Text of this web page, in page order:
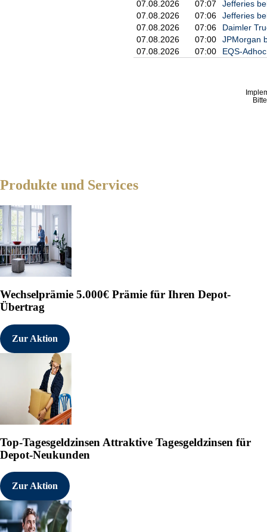
(Summe 7.a.)
neu            5,14 %
letzte         4,99 %
  Mittei-
  lung
a. Stimmrechte (§§ 33, 34
ments    Verfall
Unternehmen
07.08.2026
07:07
Jefferies
07.08.2026
07:06
Jefferies
07.08.2026
07:06
Daimler
07.08.2026
07:00
JPMorgan
07.08.2026
07:00 EQS-
Produkte und Services
Wechselprämie 5.000€ Prämie für Ihren Depot-
Übertrag
Zur Aktion
Top-Tagesgeldzinsen Attraktive Tagesgeldzinsen für
Depot-Neukunden
Zur Aktion